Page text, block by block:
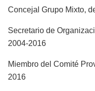
Concejal Grupo Mixto,
Secretario de
2004-2016
Miembro del Comité
2016